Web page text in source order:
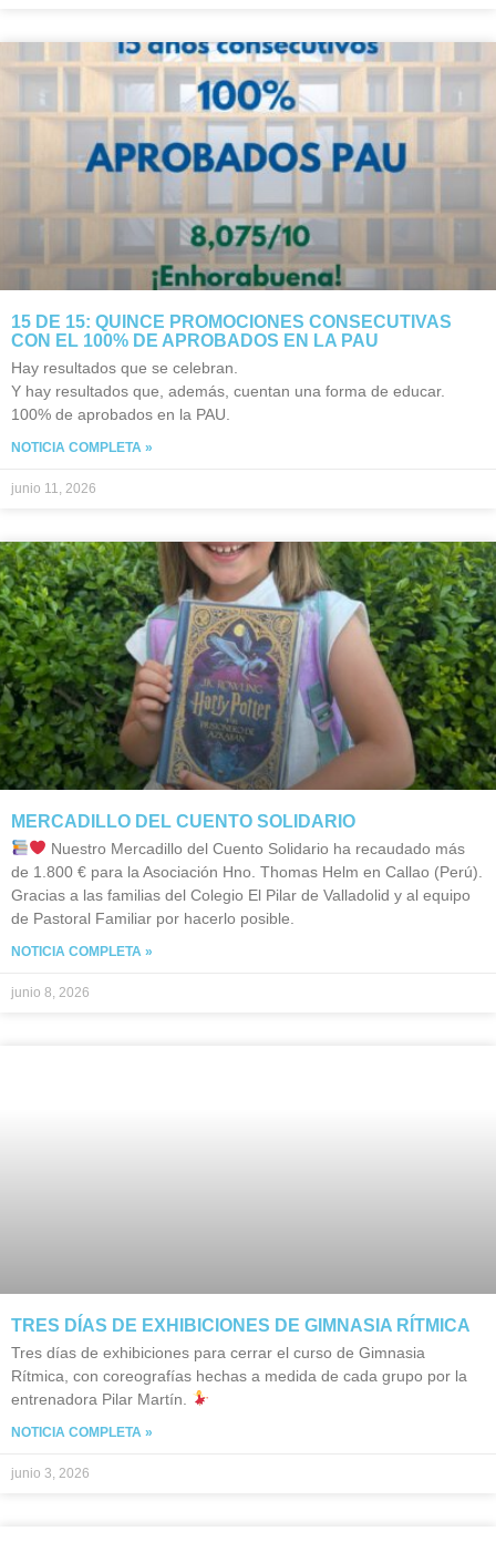
15 DE 15: QUINCE PROMOCIONES CONSECUTIVAS
CON EL 100% DE APROBADOS EN LA PAU
Hay resultados que se celebran.
Y hay resultados que, además, cuentan una forma de educar.
100% de aprobados en la PAU.
NOTICIA COMPLETA »
junio 11, 2026
MERCADILLO DEL CUENTO SOLIDARIO
Nuestro Mercadillo del Cuento Solidario ha recaudado más
de 1.800 € para la Asociación Hno. Thomas Helm en Callao (Perú).
Gracias a las familias del Colegio El Pilar de Valladolid y al equipo
de Pastoral Familiar por hacerlo posible.
NOTICIA COMPLETA »
junio 8, 2026
TRES DÍAS DE EXHIBICIONES DE GIMNASIA RÍTMICA
Tres días de exhibiciones para cerrar el curso de Gimnasia
Rítmica, con coreografías hechas a medida de cada grupo por la
entrenadora Pilar Martín.
NOTICIA COMPLETA »
junio 3, 2026